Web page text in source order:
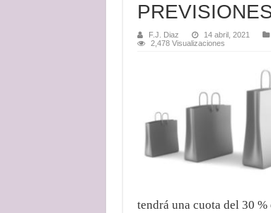
F.J. Diaz 14 abril, 2021
2,478 Visualizaciones
tendrá una cuota del 30